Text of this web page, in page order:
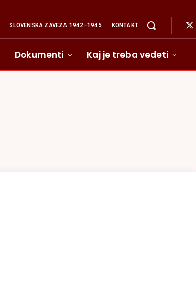
SLOVENSKA ZAVEZA 1942–1945 KONTAKT
Dokumenti Kaj je treba vedeti